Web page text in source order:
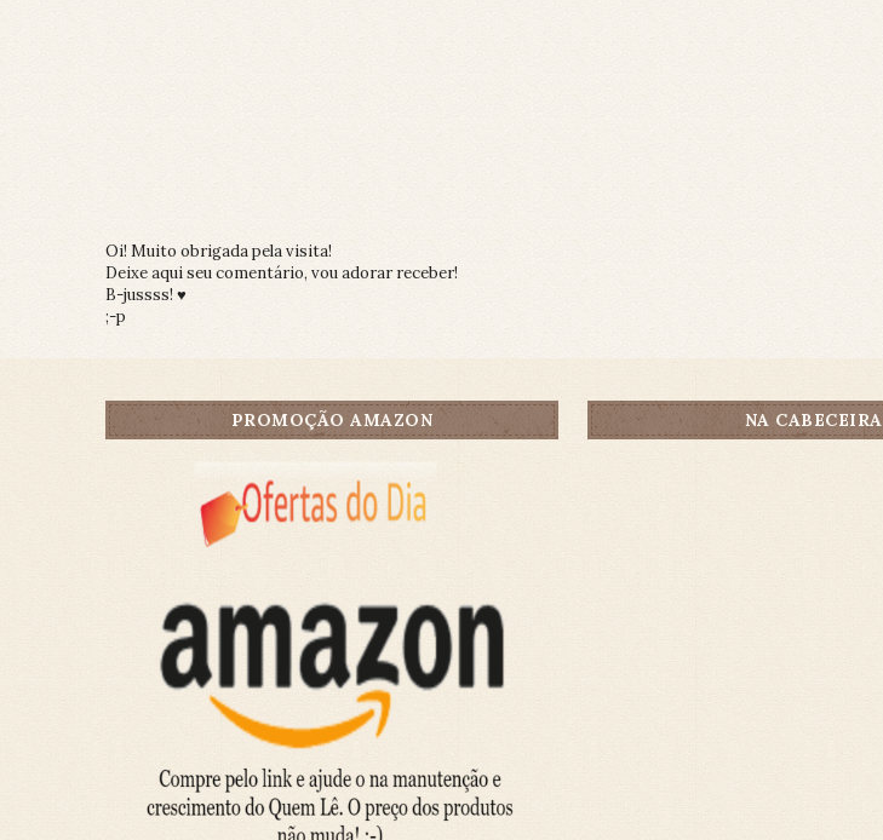
Oi! Muito obrigada pela visita!
Deixe aqui seu comentário, vou adorar receber!
B-jussss! ♥
;-p
PROMOÇÃO AMAZON NA CABECEIRA